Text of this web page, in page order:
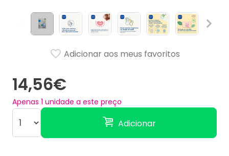
14,56€
Apenas 1 unidade a este preço
Adicionar
Adicionar aos meus favoritos